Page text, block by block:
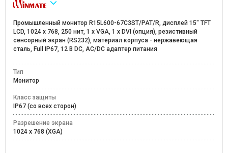
Промышленный монитор R15L600-67C3ST/PAT/R, дисплей 15" TFT
LCD, 1024 x 768, 250 нит, 1 х VGA, 1 х DVI (опция), резистивный
сенсорный экран (RS232), материал корпуса - нержавеющая
сталь, Full IP67, 12 В DC, АC/DC адаптер питания
Тип
Монитор
Класс защиты
IP67 (со всех сторон)
Разрешение экрана
1024 x 768 (XGA)